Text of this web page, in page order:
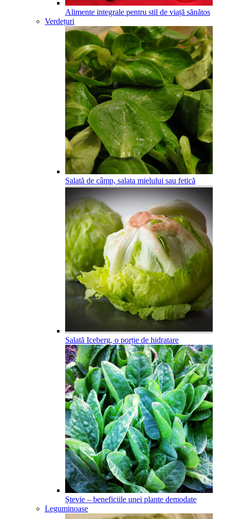
Alimente integrale pentru stil de viață sănătos
Verdețuri
Salată de câmp, salata mielului sau fetică
Salată Iceberg, o porție de hidratare
Ștevie – beneficiile unei plante demodate
Leguminoase